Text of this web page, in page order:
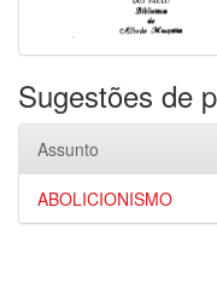
Sugestões de
Assunto
ABOLICIONISMO